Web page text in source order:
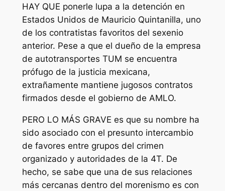
HAY QUE ponerle lupa a la detención en
Estados Unidos de Mauricio Quintanilla, uno
de los contratistas favoritos del sexenio
anterior. Pese a que el dueño de la empresa
de autotransportes TUM se encuentra
prófugo de la justicia mexicana,
extrañamente mantiene jugosos contratos
firmados desde el gobierno de AMLO.
PERO LO MÁS GRAVE es que su nombre ha
sido asociado con el presunto intercambio
de favores entre grupos del crimen
organizado y autoridades de la 4T. De
hecho, se sabe que una de sus relaciones
más cercanas dentro del morenismo es con